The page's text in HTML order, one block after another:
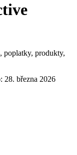
poplatky, produkty,
28. března 2026